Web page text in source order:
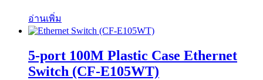
อ่านเพิ่ม
5-port 100M​​ Plastic Case Ethernet
Switch (CF-E105WT)